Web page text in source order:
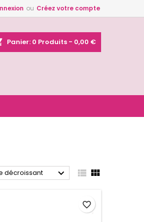
ou Créez votre compte
Panier: 0 Produits - 0,00 €
décroissant   
favorite_border